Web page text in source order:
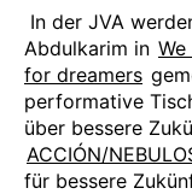
In der JVA
Abdulkarim in
for dreamers
performative
über bessere
ACCIÓN/
für bessere